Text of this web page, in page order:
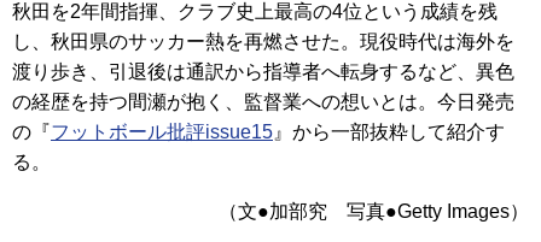
秋田を2年間指揮、クラブ史上最高の4位という成績を残
し、秋田県のサッカー熱を再燃させた。現役時代は海外を
渡り歩き、引退後は通訳から指導者へ転身するなど、異色
の経歴を持つ間瀬が抱く、監督業への想いとは。今日発売
の『フットボール批評issue15』から一部抜粋して紹介す
る。
（文●加部究 写真●Getty Images）